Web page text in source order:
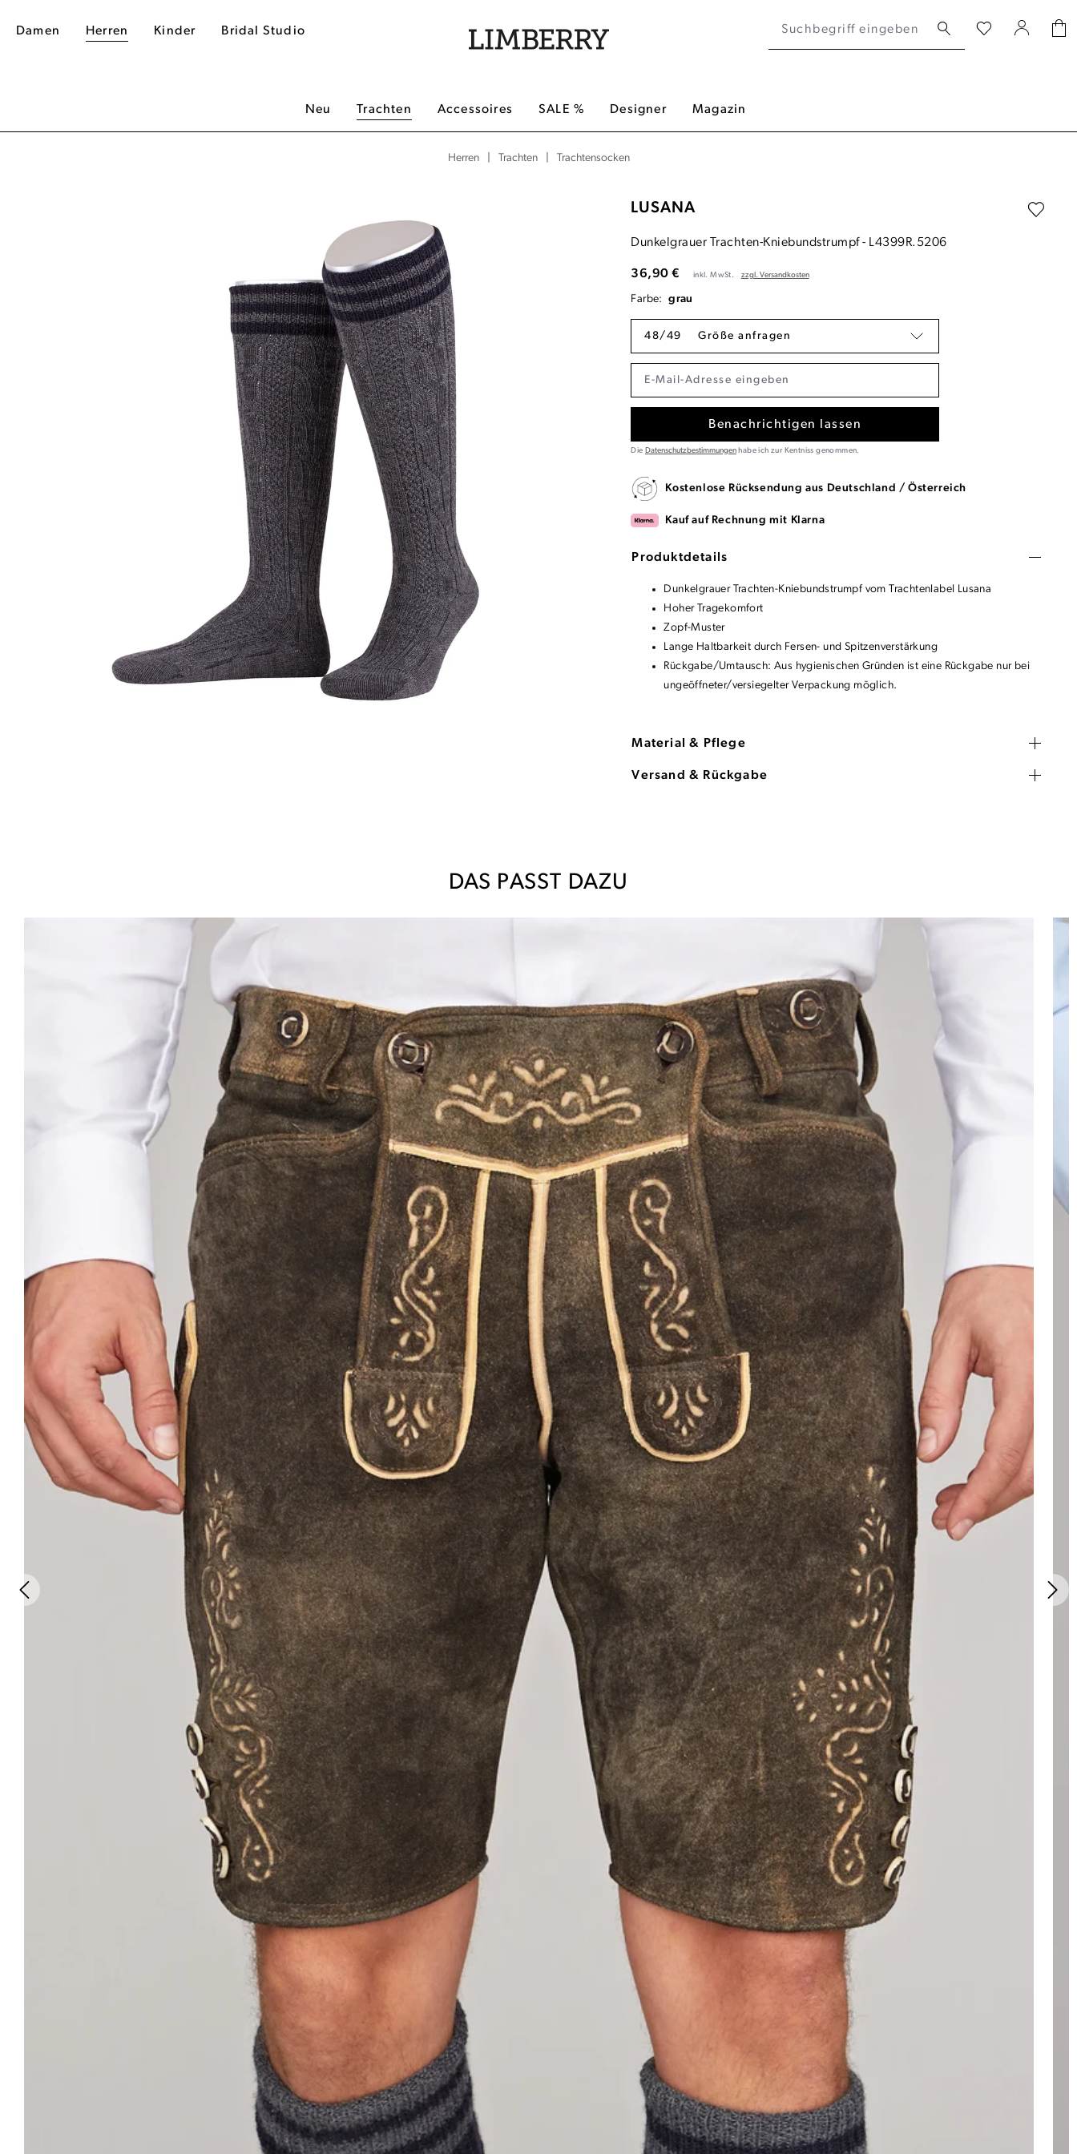
Damen Herren Kinder Bridal Studio
Neu Trachten Accessoires SALE % Designer Magazin
Herren Trachten Trachtensocken
LUSANA
Dunkelgrauer Trachten-Kniebundstrumpf - L4399R.5206
36,90 € inkl. MwSt. zzgl. Versandkosten
Farbe: grau
48/49 Größe anfragen
Benachrichtigen lassen
Die Datenschutzbestimmungenhabe ich zur Kentniss genommen.
Kostenlose Rücksendung aus Deutschland / Österreich
Kauf auf Rechnung mit Klarna
Produktdetails
Dunkelgrauer Trachten-Kniebundstrumpf vom Trachtenlabel Lusana
Hoher Tragekomfort
Zopf-Muster
Lange Haltbarkeit durch Fersen- und Spitzenverstärkung
Rückgabe/Umtausch: Aus hygienischen Gründen ist eine Rückgabe nur bei
ungeöffneter/versiegelter Verpackung möglich.
Material & Pflege
Versand & Rückgabe
DAS PASST DAZU